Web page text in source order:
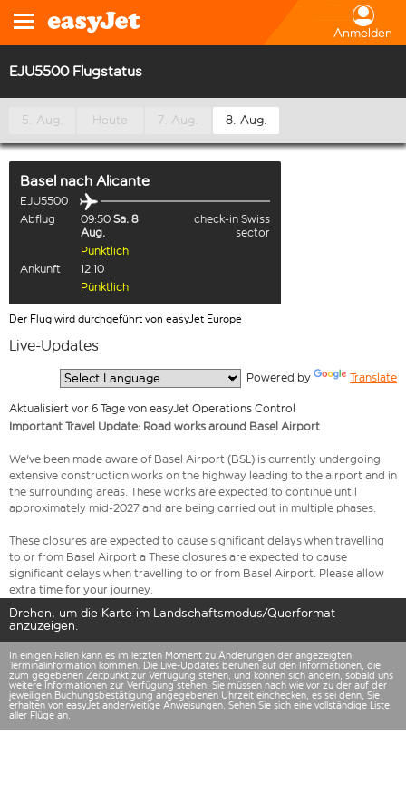
Anmelden
EJU5500 Flugstatus
5. Aug. Heute 7. Aug. 8. Aug.
Basel nach Alicante
EJU5500
Abflug
09:50 Sa. 8
Aug.
check-in Swiss
sector
Pünktlich
Ankunft
12:10
Pünktlich
Der Flug wird durchgeführt von easyJet Europe
Live-Updates
Powered by Translate
Aktualisiert vor 6 Tage von easyJet Operations Control
Important Travel Update: Road works around Basel Airport
We've been made aware of Basel Airport (BSL) is currently undergoing
extensive construction works on the highway leading to the airport and in
the surrounding areas. These works are expected to continue until
approximately mid-2027 and are being carried out in multiple phases.
These closures are expected to cause significant delays when travelling
to or from Basel Airport a These closures are expected to cause
significant delays when travelling to or from Basel Airport. Please allow
extra time for your journey.
Drehen, um die Karte im Landschaftsmodus/Querformat
anzuzeigen.
In einigen Fällen kann es im letzten Moment zu Änderungen der angezeigten
Terminalinformation kommen. Die Live-Updates beruhen auf den Informationen, die
zum gegebenen Zeitpunkt zur Verfügung stehen, und können sich ändern, sobald uns
weitere Informationen zur Verfügung stehen. Sie müssen nach wie vor zu der auf der
jeweiligen Buchungsbestätigung angegebenen Uhrzeit einchecken, es sei denn, Sie
erhalten von easyJet anderweitige Anweisungen. Sehen Sie sich eine vollständige Liste
aller Flüge an.